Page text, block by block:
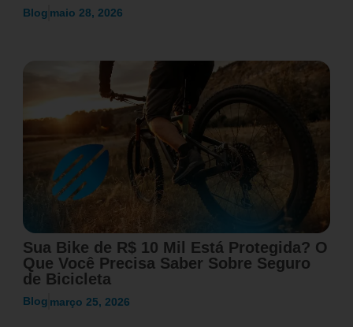
Blog maio 28, 2026
Sua Bike de R$ 10 Mil Está Protegida? O
Que Você Precisa Saber Sobre Seguro
de Bicicleta
Blog março 25, 2026